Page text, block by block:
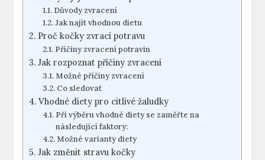
Důvody zvracení
Jak najít vhodnou dietu
Proč kočky zvrací potravu
Příčiny zvracení potravin
Jak rozpoznat příčiny zvracení
Možné příčiny zvracení
Co sledovat
Vhodné diety pro citlivé žaludky
Při výběru vhodné diety se zaměřte na
následující faktory:
Možné varianty diety
Jak změnit stravu kočky